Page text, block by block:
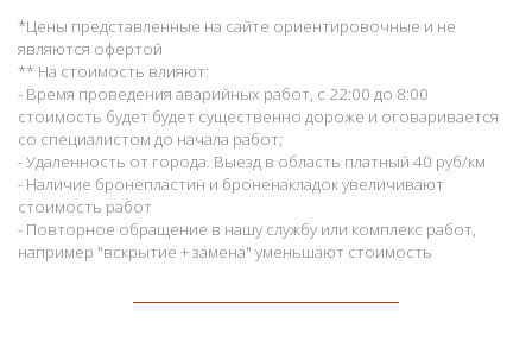
*Цены представленные на сайте ориентировочные и не
являются офертой
** На стоимость влияют:
- Время проведения аварийных работ, с 22:00 до 8:00
стоимость будет будет существенно дороже и оговаривается
со специалистом до начала работ;
- Удаленность от города. Выезд в область платный 40 руб/км
- Наличие бронепластин и броненакладок увеличивают
стоимость работ
- Повторное обращение в нашу службу или комплекс работ,
например "вскрытие + замена" уменьшают стоимость